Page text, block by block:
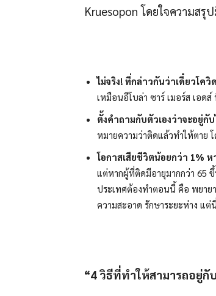
Kruesopon โดยใจความสรุ
ไม่จริง! ที่กล่าวกันว่าเดี๋ยวโควิ
เหมือนอีโบล่า ซาร์ เมอร์ส เอด
ตั้งคำถามกับตัวเองว่าจะอยู่กับ
หมายความว่าติดแล้วทำให้ตาย
โอกาสเสียชีวิตน้อยกว่า 1% ห
แต่หากผู้ที่ติดมีอายุมากกว่า 65
ประเทศต้องทำตอนนี้ คือ พยาย
ความสะอาด รักษาระยะห่าง แต่
“4 วิธีที่ทำให้สามารถอยู่กั